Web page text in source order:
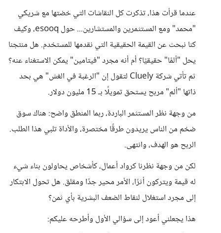
عندما قرأت هذا، تذكرت كل النقاشات التي خضتها مع شريكي
"محمد" ومع المستثمرين والمستشارين... حول esooq، وكيف
كنا نبحث عن القيمة الحقيقية التي نقدمها للمستخدم. هل منتجنا
يحل "ألمًا" حقيقيًا؟ أم أنه مجرد "فيتامين" يمكن الاستغناء عنه؟
ثم تأتي شركة Cluely لتقول إن "الرغبة في الغش" هي بحد
ذاتها "ألم" مربح يستحق تمويلًا بـ 15 مليون دولار.
من وجهة نظر المستثمر الباردة، ربما المنطق واضح: هناك سوق
ضخم من الناس يريدون طرقًا مختصرة، والأداة تلبي هذا الطلب.
الربح هو الهدف، وانتهى.
لكن من وجهة نظرنا كرواد أعمال، كأشخاص يحاولون بناء شيء
له قيمة ويتركون أثرًا، الأمر محير جدًا ومقلق. هل تحول الابتكار
إلى مجرد استغلال لنقاط الضعف البشرية بأي ثمن؟
هذا يجعلني أعود إلى سؤالي الأول وأطرحه عليكم: